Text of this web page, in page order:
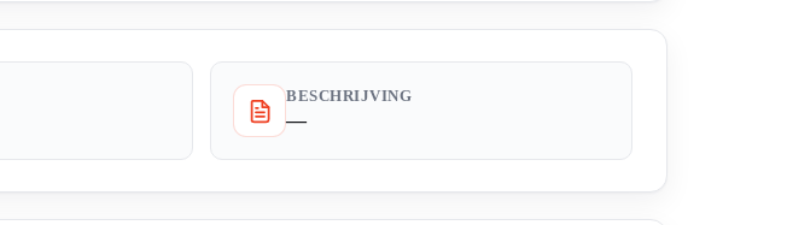
BESCHRIJVING
—